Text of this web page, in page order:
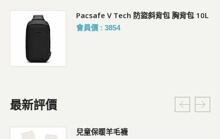
Pacsafe V Tech 防盜斜背包 胸背包 10L
會員價 : 3854
最新評價
兒童保暖羊毛襪